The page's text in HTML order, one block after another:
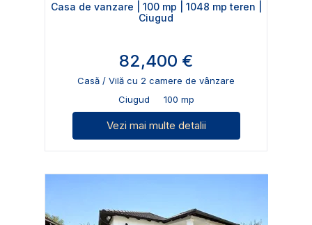
Casa de vanzare | 100 mp | 1048 mp teren |
Ciugud
82,400 €
Casă / Vilă cu 2 camere de vânzare
Ciugud
100 mp
Vezi mai multe detalii